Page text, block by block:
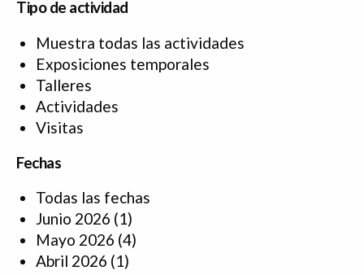
Tipo de actividad
Muestra todas las actividades
Exposiciones temporales
Talleres
Actividades
Visitas
Fechas
Todas las fechas
Junio 2026 (1)
Mayo 2026 (4)
Abril 2026 (1)